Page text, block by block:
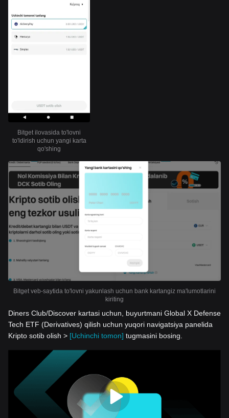
Bitget ilovasida to'lovni
to'ldirish uchun yangi karta
qo'shing
Bitget veb-saytida to'lovni yakunlash uchun bank kartangiz ma'lumotlarini
kiriting
Diners Club/Discover kartasi uchun, buyurtmani Global X Defense
Tech ETF (Derivatives) qilish uchun yuqori navigatsiya panelida
Kripto sotib olish > [Uchinchi tomon] tugmasini bosing.